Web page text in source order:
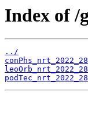
Index of /
../